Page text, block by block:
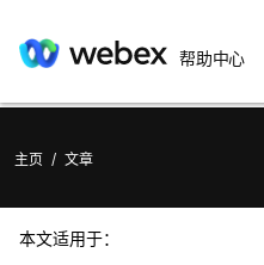
帮助中心
主页 / 文章
本文适用于：